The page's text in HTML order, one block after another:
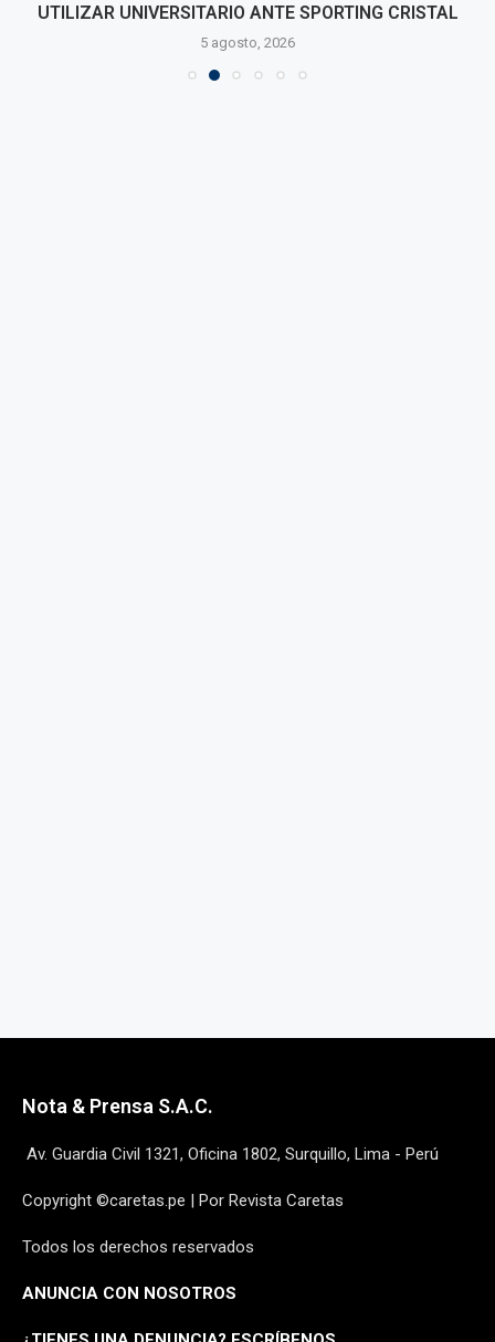
UTILIZAR UNIVERSITARIO ANTE SPORTING CRISTAL
5 agosto, 2026
Nota & Prensa S.A.C.
Av. Guardia Civil 1321, Oficina 1802, Surquillo, Lima - Perú
Copyright ©caretas.pe | Por Revista Caretas
Todos los derechos reservados
ANUNCIA CON NOSOTROS